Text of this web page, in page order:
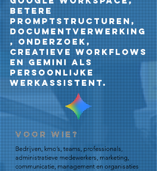
betere
promptstructuren,
documentverwerking
, onderzoek,
creatieve workflows
en Gemini als
persoonlijke
werkassistent.
Voor wie?
Bedrijven, kmo’s, teams, professionals,
administratieve medewerkers, marketing,
communicatie, management en organisaties